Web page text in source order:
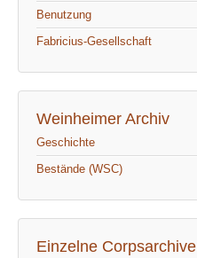
Benutzung
Fabricius-Gesellschaft
Weinheimer Archiv
Geschichte
Bestände (WSC)
Einzelne Corpsarchive